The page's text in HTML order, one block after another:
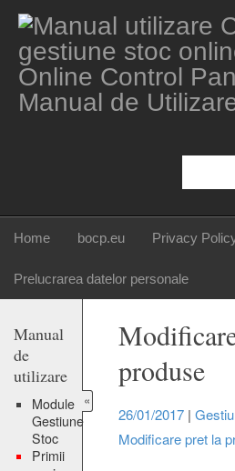
Manual de
Home bocp.eu Privacy
Prelucrarea datelor personale
Manual
de
utilizare
Module
Gestiune
Stoc
Primii
«
produse
26/01/2017|
Modificare pret la